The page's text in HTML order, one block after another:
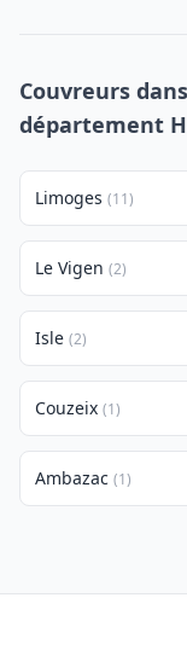
Couvreurs
département
Limoges (11)
Le Vigen (2)
Isle (2)
Couzeix (1)
Ambazac (1)